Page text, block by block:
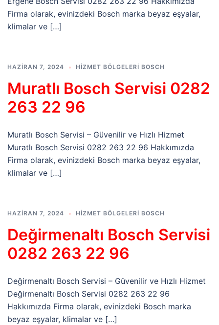
Firma olarak, evinizdeki Bosch marka beyaz eşyalar,
klimalar ve […]
HAZIRAN 7, 2024 HIZMET BÖLGELERI BOSCH
Muratlı Bosch Servisi 0282
263 22 96
Muratlı Bosch Servisi – Güvenilir ve Hızlı Hizmet
Muratlı Bosch Servisi 0282 263 22 96 Hakkımızda
Firma olarak, evinizdeki Bosch marka beyaz eşyalar,
klimalar ve […]
HAZIRAN 7, 2024 HIZMET BÖLGELERI BOSCH
Değirmenaltı Bosch Servisi
0282 263 22 96
Değirmenaltı Bosch Servisi – Güvenilir ve Hızlı Hizmet
Değirmenaltı Bosch Servisi 0282 263 22 96
Hakkımızda Firma olarak, evinizdeki Bosch marka
beyaz eşyalar, klimalar ve […]